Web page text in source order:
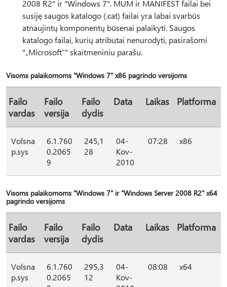
2008 R2" ir "Windows 7". MUM ir MANIFEST failai bei
susiję saugos katalogo (.cat) failai yra labai svarbūs
atnaujintų komponentų būsenai palaikyti. Saugos
katalogo failai, kurių atributai nenurodyti, pasirašomi
"„Microsoft“" skaitmeniniu parašu.
Visoms palaikomoms "Windows 7" x86 pagrindo versijoms
Failo
vardas
Failo
versija
Failo
dydis
Data Laikas Platforma
Volsna
p.sys
6.1.760
0.2065
9
245,1
28
04-
Kov-
2010
07:28 x86
Visoms palaikomoms "Windows 7" ir "Windows Server 2008 R2" x64
pagrindo versijoms
Failo
vardas
Failo
versija
Failo
dydis
Data Laikas Platforma
Volsna
p.sys
6.1.760
0.2065
295,3
12
04-
Kov-
08:08 x64